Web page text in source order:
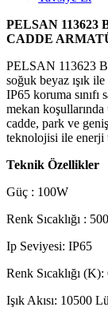
PELSAN 113623
CADDE
PELSAN 113623
soğuk beyaz ışık
IP65 koruma sınıfı
mekan
cadde, park ve
teknolojisi ile enerji
Teknik Özellikler
Güç : 100W
Renk Sıcaklığı :
Ip Seviyesi: IP65
Renk Sıcaklığı
Işık Akısı: 10500